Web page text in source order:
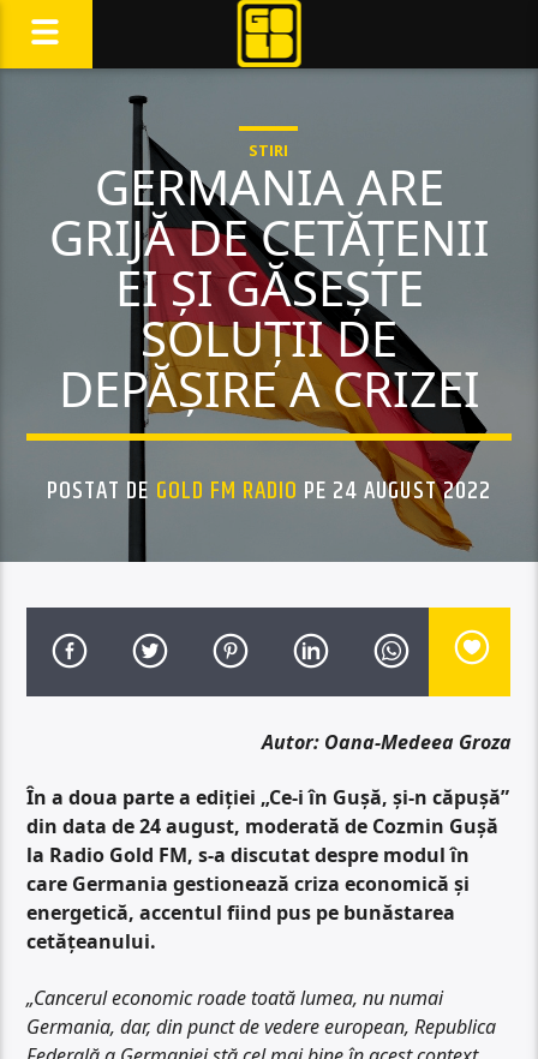
STIRI
GERMANIA ARE
GRIJĂ DE CETĂȚENII
EI ȘI GĂSEȘTE
SOLUȚII DE
DEPĂȘIRE A CRIZEI
POSTAT DE GOLD FM RADIO PE 24 AUGUST 2022
Autor: Oana-Medeea Groza
În a doua parte a ediției „Ce-i în Gușă, și-n căpușă”
din data de 24 august, moderată de Cozmin Gușă
la Radio Gold FM, s-a discutat despre modul în
care Germania gestionează criza economică și
energetică, accentul fiind pus pe bunăstarea
cetățeanului.
„Cancerul economic roade toată lumea, nu numai
Germania, dar, din punct de vedere european, Republica